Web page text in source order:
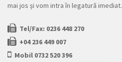
mai jos și vom intra în legatură imediat.
Tel/Fax: 0236 448 270
+04 236 449 007
Mobil 0732 520 396